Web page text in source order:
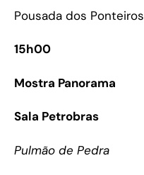
Pousada dos Ponteiros
15h00
Mostra Panorama
Sala Petrobras
Pulmão de Pedra